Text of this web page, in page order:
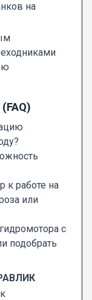
на
к работе на
или
с
подобрать